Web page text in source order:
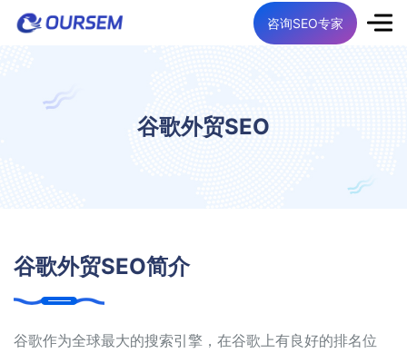
咨询SEO专家
谷歌外贸SEO
谷歌外贸SEO简介
谷歌作为全球最大的搜索引擎，在谷歌上有良好的排名位